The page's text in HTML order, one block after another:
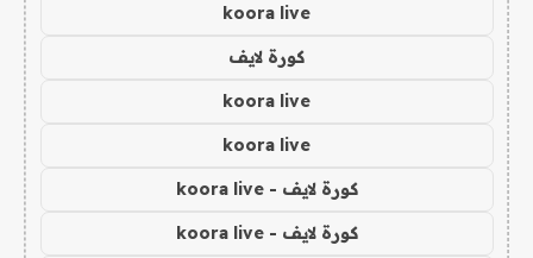
koora live
كورة لايف
koora live
koora live
كورة لايف - koora live
كورة لايف - koora live